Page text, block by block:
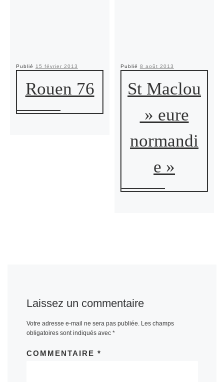
Publié 15 février 2013
Rouen 76
Publié 8 août 2013
St Maclou
» eure
normandi
e »
Laissez un commentaire
Votre adresse e-mail ne sera pas publiée. Les champs
obligatoires sont indiqués avec *
COMMENTAIRE *